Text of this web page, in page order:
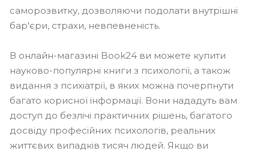
саморозвитку, дозволяючи подолати внутрішні
бар'єри, страхи, невпевненість.
В онлайн-магазині Book24 ви можете купити
науково-популярні книги з психології, а також
видання з психіатрії, в яких можна почерпнути
багато корисної інформації. Вони нададуть вам
доступ до безлічі практичних рішень, багатого
досвіду професійних психологів, реальних
життєвих випадків тисяч людей. Якщо ви